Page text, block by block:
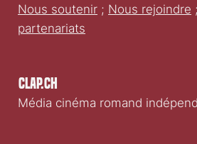
Clap.ch
Média cinéma romand
Nous soutenir ; Nous rejoindre ;
partenariats